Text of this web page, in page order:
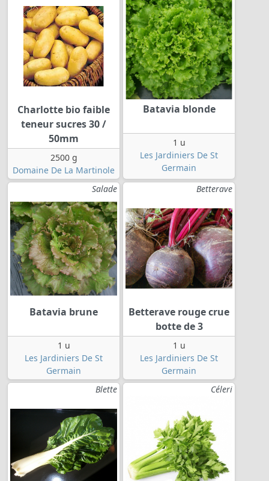
Charlotte bio faible
teneur sucres 30 /
50mm
2500 g
Domaine De La Martinole
Batavia blonde
1 u
Les Jardiniers De St
Germain
Salade
Batavia brune
1 u
Les Jardiniers De St
Germain
Betterave
Betterave rouge crue
botte de 3
1 u
Les Jardiniers De St
Germain
Blette
Céleri